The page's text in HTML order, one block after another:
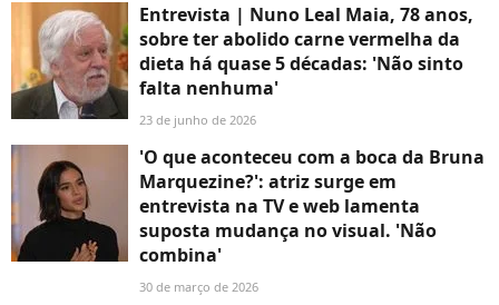
Entrevista | Nuno Leal Maia, 78 anos,
sobre ter abolido carne vermelha da
dieta há quase 5 décadas: 'Não sinto
falta nenhuma'
23 de junho de 2026
'O que aconteceu com a boca da Bruna
Marquezine?': atriz surge em
entrevista na TV e web lamenta
suposta mudança no visual. 'Não
combina'
30 de março de 2026